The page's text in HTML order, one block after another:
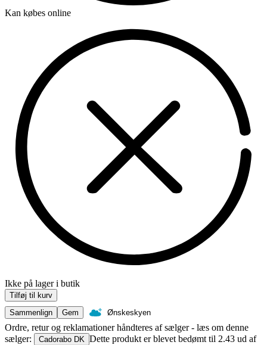
Kan købes online
Ikke på lager i butik
Tilføj til kurv
Sammenlign
Gem Ønskeskyen
Ordre, retur og reklamationer håndteres af sælger - læs om denne
sælger:
Cadorabo DK Dette produkt er blevet bedømt til 2.43 ud af